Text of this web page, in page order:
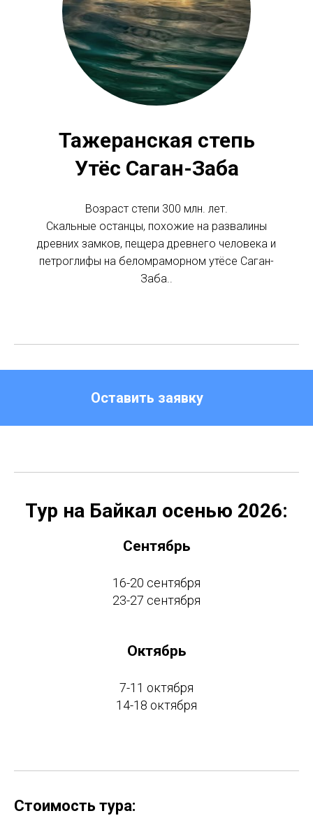
Тажеранская степь
Утёс Саган-Заба
Возраст степи 300 млн. лет.
Скальные останцы, похожие на развалины
древних замков, пещера древнего человека и
петроглифы на беломраморном утёсе Саган-
Заба..
Оставить заявку
Тур на Байкал осенью 2026:
Сентябрь
16-20 сентября
23-27 сентября
Октябрь
7-11 октября
14-18 октября
Стоимость тура: